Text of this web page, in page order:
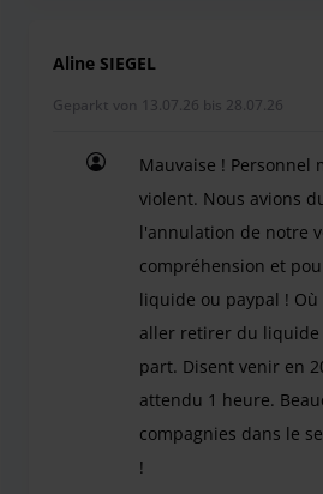
Aline SIEGEL
Geparkt von 13.07.26 bis 28.07.26
Mauvaise ! Personnel
violent. Nous avions
l'annulation de notre
compréhension et
liquide ou paypal !
aller retirer du
part. Disent venir en
attendu 1 heure.
compagnies dans le
!